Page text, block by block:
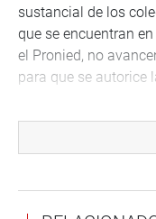
sustancial de los
que se encuentran
el Pronied, no
para que se autorice
90 % de las
cuentan con